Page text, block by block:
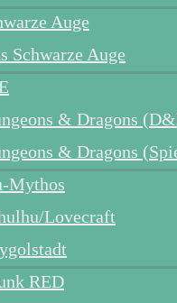
Auge
Schwarze Auge
& Dragons
& Dragons
Mythos
Lovecraft
RED